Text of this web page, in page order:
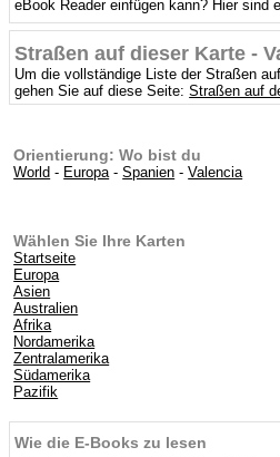
eBook Reader einfügen kann? Hier sind
Straßen auf dieser Karte -
Um die vollständige Liste der Straßen
gehen Sie auf diese Seite:Straßen auf
Orientierung: Wo bist du
World - Europa-Spanien -Valencia
Wählen Sie Ihre Karten
Startseite
Europa
Asien
Australien
Afrika
Nordamerika
Zentralamerika
Südamerika
Pazifik
Wie die E-Books zu lesen